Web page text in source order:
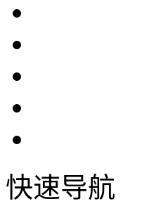
快速导航